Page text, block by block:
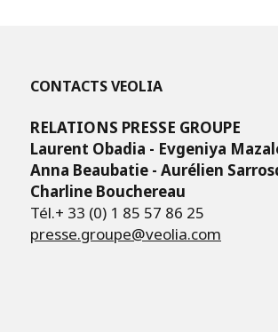
CONTACTS VEOLIA
RELATIONS PRESSE GROUPE
Laurent Obadia - Evgeniya
Anna Beaubatie - Aurélien
Charline Bouchereau
Tél.+ 33 (0) 1 85 57 86 25
presse.groupe@veolia.com